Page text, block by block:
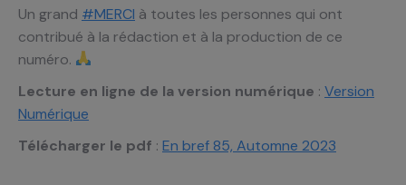
Un grand #MERCI à toutes les personnes qui ont
contribué à la rédaction et à la production de ce
numéro.
Lecture en ligne de la version numérique : Version
Numérique
Télécharger le pdf : En bref 85, Automne 2023